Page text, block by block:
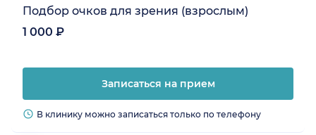
Подбор очков для зрения (взрослым)
1 000 ₽
Записаться на прием
В клинику можно записаться только по телефону